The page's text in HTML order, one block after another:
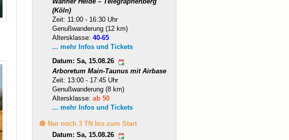
(Köln)
Zeit: 11:00 - 16:30 Uhr
Genußwanderung (12 km)
Altersklasse:40-65
... mehr Infos und Tickets
Datum: Sa, 15.08.26
Arboretum Main-Taunus mit Airbase
Zeit: 13:00 - 17:45 Uhr
Genußwanderung (8 km)
Altersklasse:ab 50
... mehr Infos und Tickets
🟡 Nur noch 3 TN bis zum Start
Datum: Sa, 15.08.26